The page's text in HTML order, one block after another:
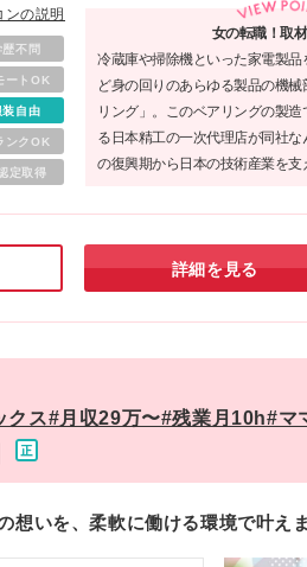
ンの説明
歴不問
ートOK
装自由
ンクOK
定取得
女の転職！取
冷蔵庫や掃除機といった家電製
ど身の回りのあらゆる製品の機
リング」。このベアリングの製
る日本精工の一次代理店が同社
の復興期から日本の技術産業を支
んな同社でなら、新しいキャリ
ではないでしょうか。
詳細を見る
ス#月収29万〜#残業月10h#マ
想いを、柔軟に働ける環境で叶え